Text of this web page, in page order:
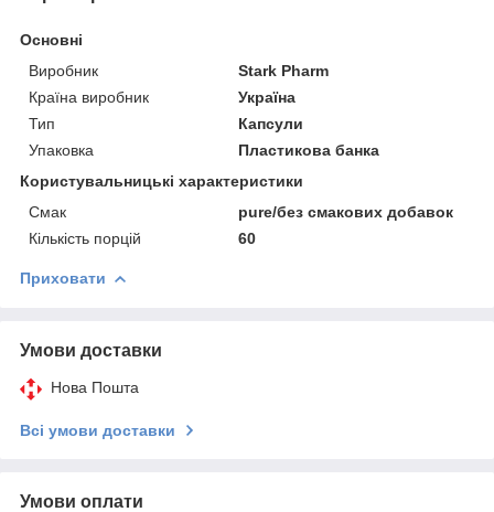
Основні
Виробник
Stark Pharm
Країна виробник
Україна
Тип
Капсули
Упаковка
Пластикова банка
Користувальницькі характеристики
Смак
pure/без смакових добавок
Кількість порцій
60
Приховати
Умови доставки
Нова Пошта
Всі умови доставки
Умови оплати